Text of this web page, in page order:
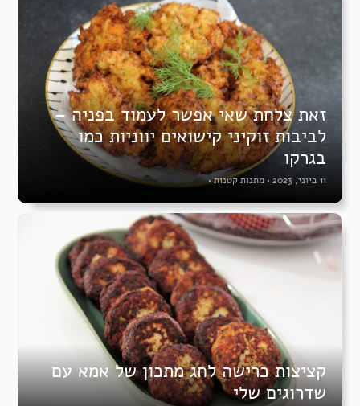
זאת צלחת שאי אפשר לעמוד בפניה –
לביבות זוקיני קישואים יווניות כמו
בגרקו
11 ביוני, 2023 • מתנות קטנות•
קציצות כרישה לחג מתכון של אמא עם
שדרוגים שלי